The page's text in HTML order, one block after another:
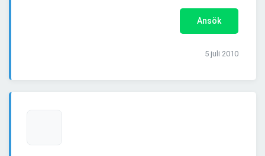
Ansök
5 juli 2010